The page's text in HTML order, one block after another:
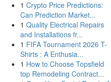
1 Crypto Price Predictions:
Can Prediction Market...
1 Quality Electrical Repairs
and Installations fr...
1 FIFA Tournament 2026 T-
Shirts : A Enthusia...
1 How to Choose Topsfield
top Remodeling Contract...